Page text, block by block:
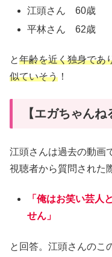
江頭さん 60歳
平林さん 62歳
と年齢を近く独身であ
似ていそう ！
【エガちゃん
江頭さんは過去の動画
視聴者から質問された
「俺はお笑い芸人
せん」
と回答。江頭さんのこ